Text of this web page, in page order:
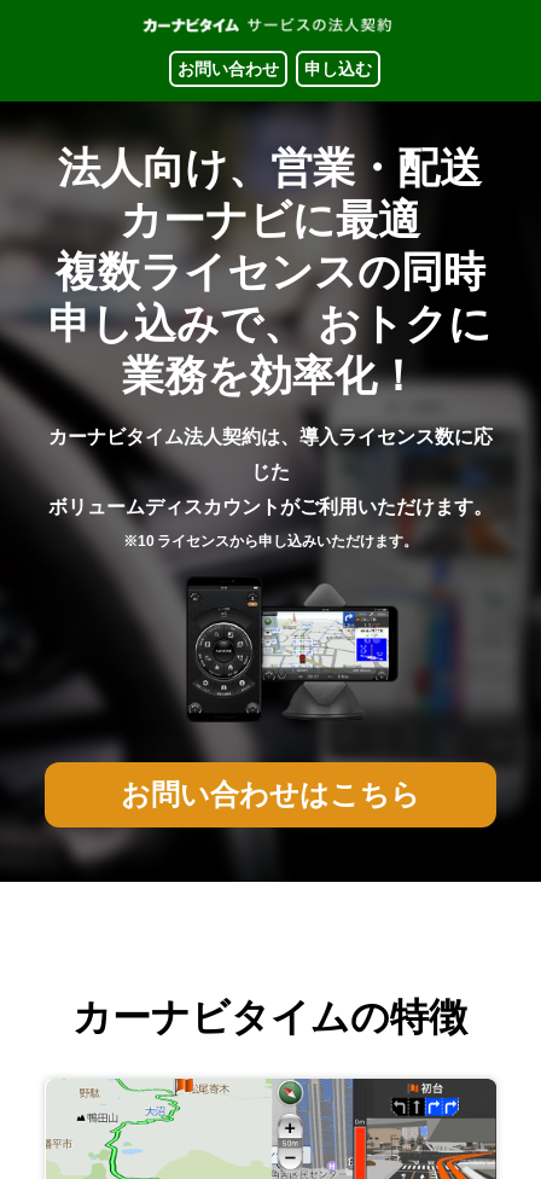
お問い合わせ 申し込む
法人向け、営業・配送
カーナビに最適
複数ライセンスの同時
申し込みで、 おトクに
業務を効率化！
カーナビタイム法人契約は、導入ライセンス数に応
じた
ボリュームディスカウントがご利用いただけます。
※10 ライセンスから申し込みいただけます。
お問い合わせはこちら
カーナビタイムの特徴